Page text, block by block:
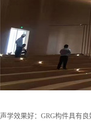
声学效果好：GRG构件具有